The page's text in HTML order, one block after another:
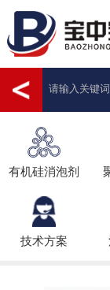
有机硅消泡剂
技术方案